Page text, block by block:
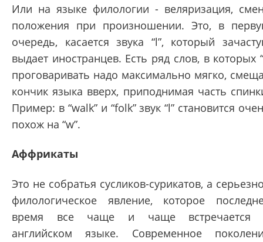
Или на языке филологии - веляризация,
положения при произношении. Это, в
очередь, касается звука “l”, который
выдает иностранцев. Есть ряд слов, в которых
проговаривать надо максимально мягко,
кончик языка вверх, приподнимая часть
Пример: в “walk” и “folk” звук “l” становится
похож на “w”.
Аффрикаты
Это не собратья сусликов-сурикатов, а
филологическое явление, которое
время все чаще и чаще встречается
английском языке. Современное